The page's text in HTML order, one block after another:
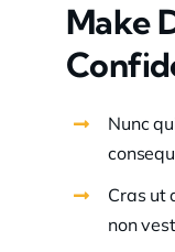
Make
Nunc
Cras ut
non